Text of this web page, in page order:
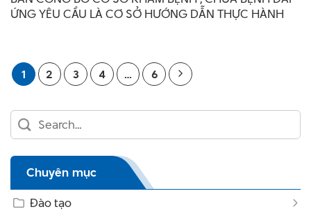
ỨNG YÊU CẦU LÀ CƠ SỞ HƯỚNG DẪN THỰC HÀNH
1 2 3 4 … 6
Chuyên mục
Đào tạo